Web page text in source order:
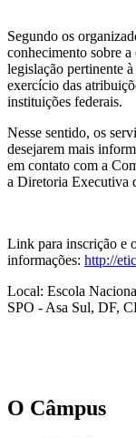
Segundo os
conhecimento sobre
legislação pertinente
exercício das
instituições federais.
Nesse sentido, os
desejarem mais
em contato com a
a Diretoria Executiva
Link para inscrição e
informações: http://
Local: Escola
SPO - Asa Sul, DF,
O Câmpus